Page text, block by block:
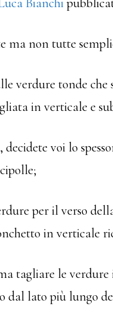
ma non tutte
verdure tonde
in verticale e
voi lo
per il verso
in verticale
tagliare le
dal lato più lungo